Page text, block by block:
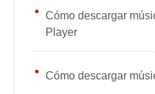
Cómo descargar
Player
Cómo descargar